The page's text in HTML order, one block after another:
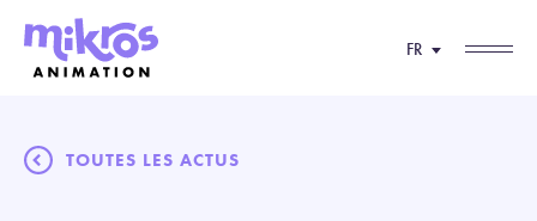
FR
TOUTES LES ACTUS